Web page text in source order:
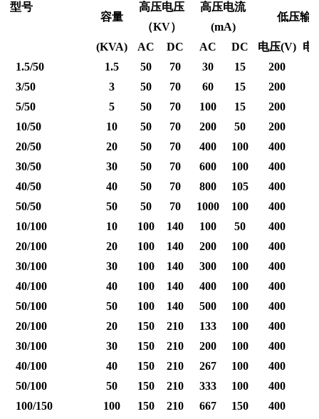
型号
容量
高压电压
（KV）
高压电流
(mA)
低压输
(KVA) AC DC AC DC 电压(V) 电
1.5/50
1.5 50 70 30 15 200
3/50
3 50 70 60 15 200
5/50
5 50 70 100 15 200
10/50
10 50 70 200 50 200
20/50
20 50 70 400 100 400
30/50
30 50 70 600 100 400
40/50
40 50 70 800 105 400
50/50
50 50 70 1000 100 400
10/100
10 100 140 100 50 400
20/100
20 100 140 200 100 400
30/100
30 100 140 300 100 400
40/100
40 100 140 400 100 400
50/100
50 100 140 500 100 400
20/100
20 150 210 133 100 400
30/100
30 150 210 200 100 400
40/100
40 150 210 267 100 400
50/100
50 150 210 333 100 400
100/150
100 150 210 667 150 400